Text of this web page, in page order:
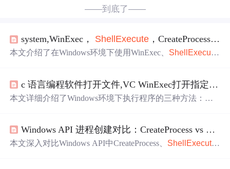
——到底了——
system,WinExec， Shell Execute ，CreateProcess 区别
本文介绍了在Windows环境下使用WinExec、 Shell Execute
ecute支持更多操作如打开文件、浏览文件夹等；CreatePro
cess提供了对新进程的最大控制权。
c 语言编程软件打开文件,VC WinExec打开指定程序或者文件的方法
本文详细介绍了Windows环境下执行程序的三种方法：Win
览和打印文件，但在控制程序启动方面不如CreateProcess全
面。CreateProcess提供了最详细的控制权，可以设置进程和
Windows API 进程创建对比：CreateProcess vs
Shell
本文深入对比Windows API中CreateProcess、 Shell Execute